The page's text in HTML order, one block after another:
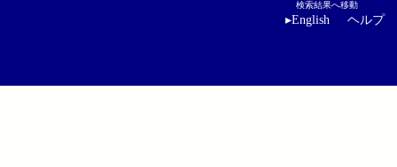
検索結果へ移動
▸English ヘルプ